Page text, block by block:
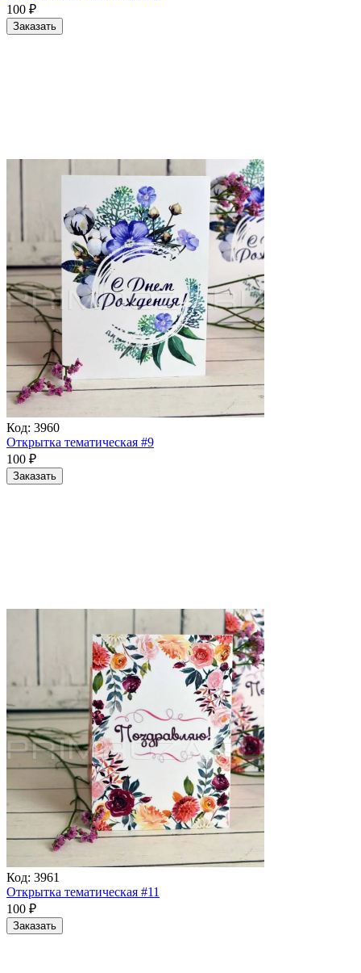
100 ₽
Заказать
Код: 3960
Открытка тематическая #9
100 ₽
Заказать
Код: 3961
Открытка тематическая #11
100 ₽
Заказать